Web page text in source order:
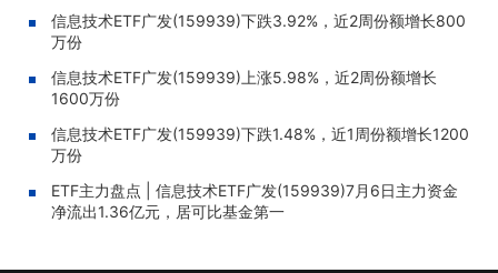
信息技术ETF广发(159939)下跌3.92%，近2周份额增长800
万份
信息技术ETF广发(159939)上涨5.98%，近2周份额增长
1600万份
信息技术ETF广发(159939)下跌1.48%，近1周份额增长1200
万份
ETF主力盘点 | 信息技术ETF广发(159939)7月6日主力资金
净流出1.36亿元，居可比基金第一